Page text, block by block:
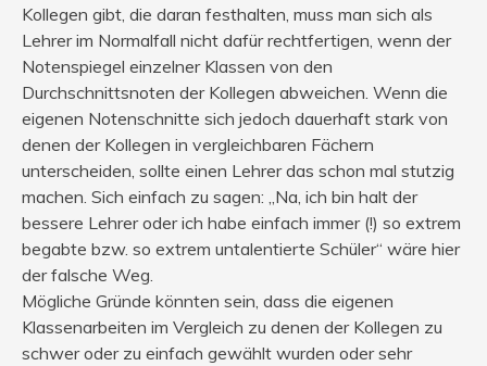
Kollegen gibt, die daran festhalten, muss man sich als
Lehrer im Normalfall nicht dafür rechtfertigen, wenn der
Notenspiegel einzelner Klassen von den
Durchschnittsnoten der Kollegen abweichen. Wenn die
eigenen Notenschnitte sich jedoch dauerhaft stark von
denen der Kollegen in vergleichbaren Fächern
unterscheiden, sollte einen Lehrer das schon mal stutzig
machen. Sich einfach zu sagen: „Na, ich bin halt der
bessere Lehrer oder ich habe einfach immer (!) so extrem
begabte bzw. so extrem untalentierte Schüler“ wäre hier
der falsche Weg.
Mögliche Gründe könnten sein, dass die eigenen
Klassenarbeiten im Vergleich zu denen der Kollegen zu
schwer oder zu einfach gewählt wurden oder sehr